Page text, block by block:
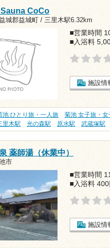
CoCo
城郡益城町 / 三里木駅6.32km
■営業時間
■入浴料
施設情
池 ひとり旅・一人旅 菊池 女子旅・女
里木駅
光の森駅 原水駅 武蔵塚駅
薬師湯（休業中）
市
■営業時間
■入浴料 400
施設情